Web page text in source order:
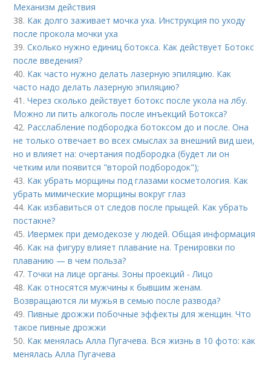
Механизм действия
38. Как долго заживает мочка уха. Инструкция по уходу
после прокола мочки уха
39.Сколько нужно единиц ботокса. Как действует Ботокс
после введения?
40. Как часто нужно делать лазерную эпиляцию. Как
часто надо делать лазерную эпиляцию?
41.Через сколько действует ботокс после укола на лбу.
Можно ли пить алкоголь после инъекций Ботокса?
42. Расслабление подбородка ботоксом до и после. Она
не только отвечает во всех смыслах за внешний вид шеи,
но и влияет на: очертания подбородка (будет ли он
четким или появится "второй подбородок");
43. Как убрать морщины под глазами косметология. Как
убрать мимические морщины вокруг глаз
44. Как избавиться от следов после прыщей. Как убрать
постакне?
45. Ивермек при демодекозе у людей. Общая информация
46. Как на фигуру влияет плавание на. Тренировки по
плаванию — в чем польза?
47. Точки на лице органы. Зоны проекций - Лицо
48. Как относятся мужчины к бывшим женам.
Возвращаются ли мужья в семью после развода?
49. Пивные дрожжи побочные эффекты для женщин. Что
такое пивные дрожжи
50. Как менялась Алла Пугачева. Вся жизнь в 10 фото: как
менялась Алла Пугачева